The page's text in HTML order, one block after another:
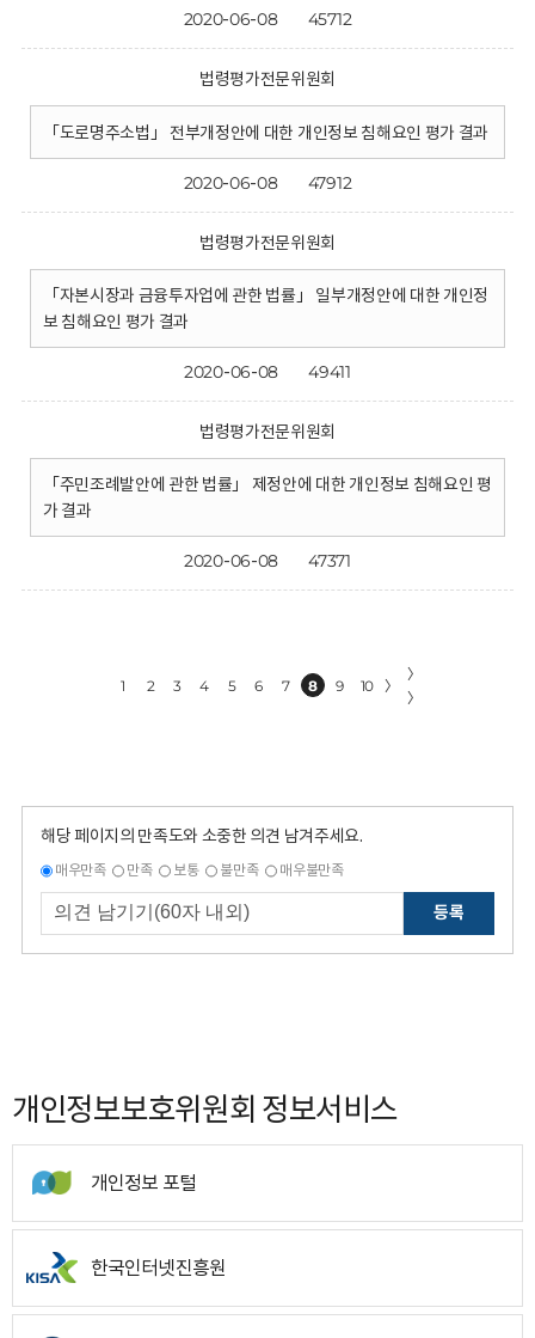
2020-06-08 45712
법령평가전문위원회
「도로명주소법」 전부개정안에 대한 개인정보 침해요인 평가 결과
2020-06-08 47912
법령평가전문위원회
「자본시장과 금융투자업에 관한 법률」 일부개정안에 대한 개인정
보 침해요인 평가 결과
2020-06-08 49411
법령평가전문위원회
「주민조례발안에 관한 법률」 제정안에 대한 개인정보 침해요인 평
가 결과
2020-06-08 47371
1 2 3 4 5 6 7 8 9 10 〉
〉
〉
해당 페이지의 만족도와 소중한 의견 남겨주세요.
매우만족 만족 보통 불만족 매우불만족
등록
개인정보보호위원회 정보서비스
개인정보 포털
한국인터넷진흥원